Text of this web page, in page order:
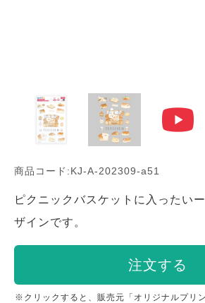
商品コード:KJ-A-202309-a51
ピクニックバスケットに入ったい
ザインです。
注文する
※クリックすると、販売元「オリジナルプリ